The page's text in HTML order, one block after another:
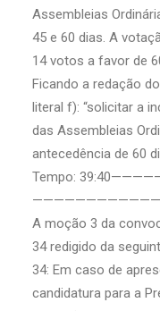
Assembleias
45 e 60 dias. A
14 votos a favor de
Ficando a redação
literal f): “solicitar a
das Assembleias
antecedência de 60
Tempo:
A moção 3 da
34 redigido da
34: Em caso de
candidatura para a